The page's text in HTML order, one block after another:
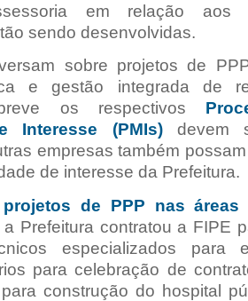
em relação aos
sendo desenvolvidas.
sobre projetos de
e gestão integrada de
os respectivos
Interesse (PMIs)devem
empresas também
de interesse da Prefeitura.
projetos de PPP nas áreas
a Prefeitura contratou a FIPE
especializados para
para celebração de
construção do hospital